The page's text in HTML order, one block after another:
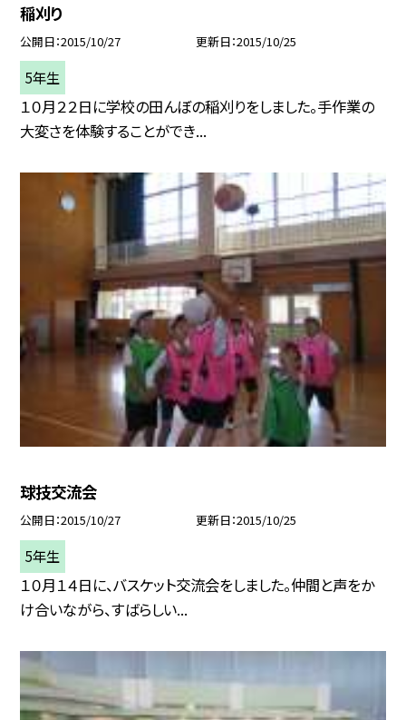
稲刈り
公開日 2015/10/27 更新日 2015/10/25
5年生
１０月２２日に学校の田んぼの稲刈りをしました。手作業の
大変さを体験することができ...
球技交流会
公開日 2015/10/27 更新日 2015/10/25
5年生
１０月１４日に、バスケット交流会をしました。仲間と声をか
け合いながら、すばらしい...